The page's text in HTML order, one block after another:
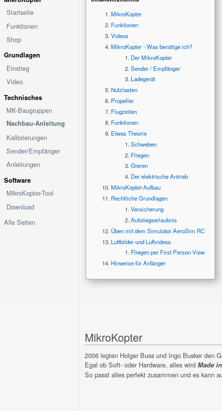
Startseite
Funktionen
Shop
Grundlagen
Einstieg
Video
Technisches
MK-Baugruppen
Nachbau-Anleitung
Kalibrierungen
Sender/Empfänger
Anleitungen
Software
MikroKopter-Tool
Download
Alle Seiten
MikroKopter
Funktionen
Videos
MikroKopter - Was benötige ich?
Der MikroKopter
Sender / Empfänger
Ladegerät
Nutzlasten
Propeller
Flugzeiten
Funktionen
Etwas Theorie
Schweben
Fliegen
Gieren
Der elektrische Antrieb
MikroKopter-Aufbau
Rechtliche Grundlagen
Versicherung
Aufstiegserlaubnis
Üben mit dem Simulator AeroSim RC
Luftbilder und Luftvideos
Fliegen per First Person View
Hinweise für Anfänger
MikroKopter
2006 legten Holger Buss und Ingo Busker den
Egal ob Soft- oder Hardware, alles wird Made
So passt alles perfekt zusammen und es kann